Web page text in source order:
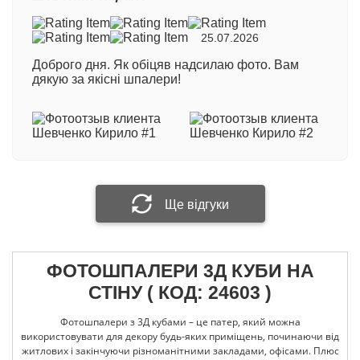
Візуалізація
з вініловим покриттям на флізеліновій основі.
Виробництво Польща
600 грн/кв.м- професійний двошаровий матеріал
з вініловим покриттям на флізеліновій основі.
При виготовленні фотошпалер методом
екологічної технології друку HP Latex: +100 грн/
Номер замовлення
Прикріпити фотографію
Надіслати відгук
25.07.2026
Доброго дня. Як обіцяв надсилаю фото. Вам
дякую за якісні шпалери!
Ще відгуки
ФОТОШПАЛЕРИ 3Д КУБИ НА
СТІНУ ( КОД: 24603 )
Фотошпалери з 3Д кубами – це патер, який можна
використовувати для декору будь-яких приміщень, починаючи від
житлових і закінчуючи різноманітними закладами, офісами. Плюс